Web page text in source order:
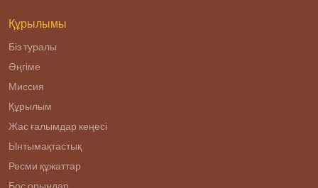
Құрылымы
Біз туралы
Әңгіме
Миссия
Құрылым
Жас ғалымдар кеңесі
Ынтымақтастық
Ресми құжаттар
Бос орындар